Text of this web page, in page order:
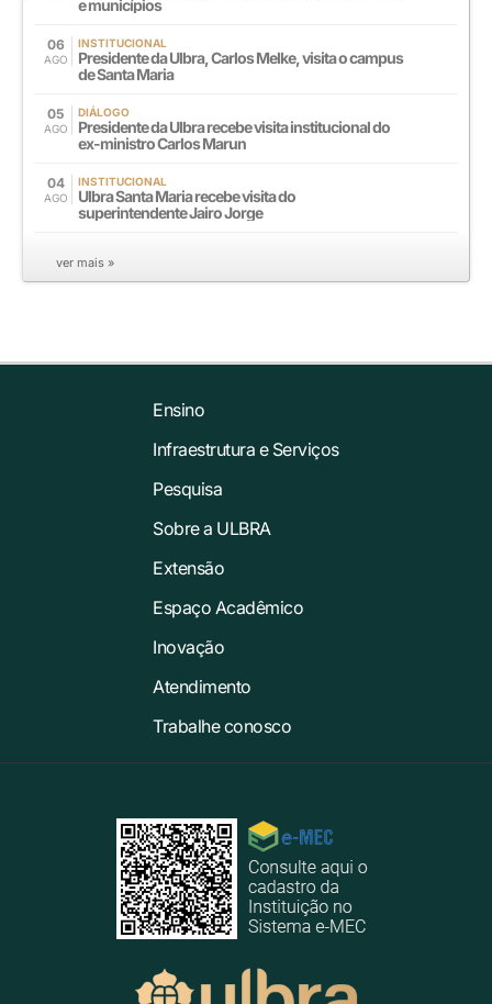
e municípios
06
AGO
INSTITUCIONAL
Presidente da Ulbra, Carlos Melke, visita o campus
de Santa Maria
05
AGO
DIÁLOGO
Presidente da Ulbra recebe visita institucional do
ex-ministro Carlos Marun
04
AGO
INSTITUCIONAL
Ulbra Santa Maria recebe visita do
superintendente Jairo Jorge
ver mais »
Ensino
Infraestrutura e Serviços
Pesquisa
Sobre a ULBRA
Extensão
Espaço Acadêmico
Inovação
Atendimento
Trabalhe conosco